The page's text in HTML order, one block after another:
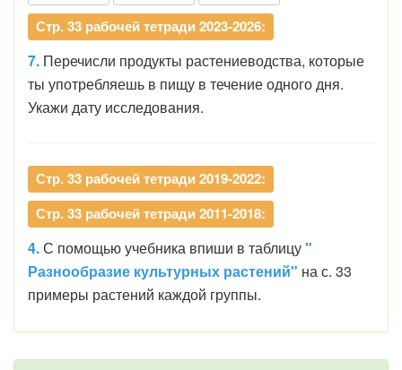
Стр. 33 рабочей тетради 2023-2026:
7. Перечисли продукты растениеводства, которые
ты употребляешь в пищу в течение одного дня.
Укажи дату исследования.
Стр. 33 рабочей тетради 2019-2022:
Стр. 33 рабочей тетради 2011-2018:
4.С помощью учебника впиши в таблицу"
Разнообразие культурных растений" на с. 33
примеры растений каждой группы.